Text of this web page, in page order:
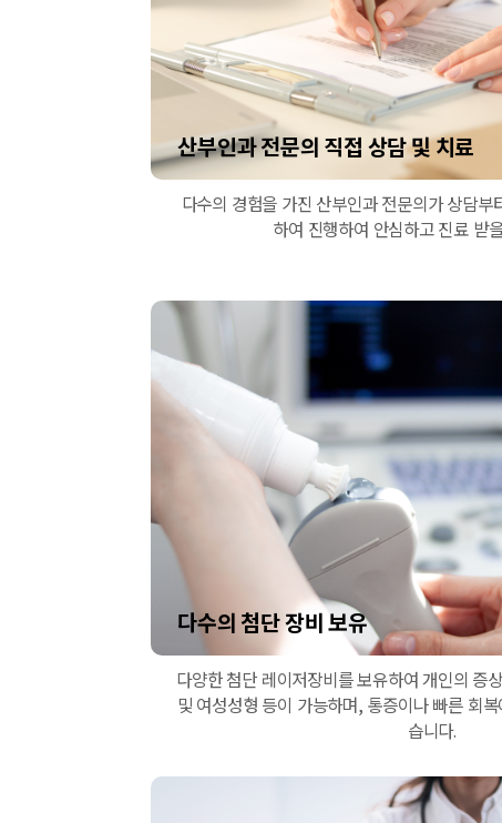
산부인과 전문의 직접 상담 및 치료
다수의 경험을 가진 산부인과 전문의가 상담
하여 진행하여 안심하고 진료 받
다수의 첨단 장비 보유
다양한 첨단 레이저장비를 보유하여 개인의 증
및 여성성형 등이 가능하며, 통증이나 빠른 회
습니다.